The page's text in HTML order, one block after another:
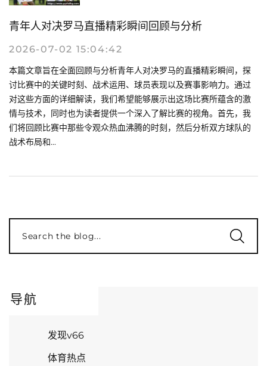
青年人对决罗马直播精彩瞬间回顾与分析
2026-07-02 15:04:42
本篇文章旨在全面回顾与分析青年人对决罗马的直播精彩瞬间，探
讨比赛中的关键时刻、战术运用、球员表现以及赛事影响力。通过
对这些方面的详细解读，我们希望能够展示出这场比赛所蕴含的激
情与技术，同时也为读者提供一个深入了解比赛的视角。首先，我
们将回顾比赛中那些令观众热血沸腾的时刻，然后分析双方球队的
战术布局和...
Search the blog...
导航
发现v66
体育热点